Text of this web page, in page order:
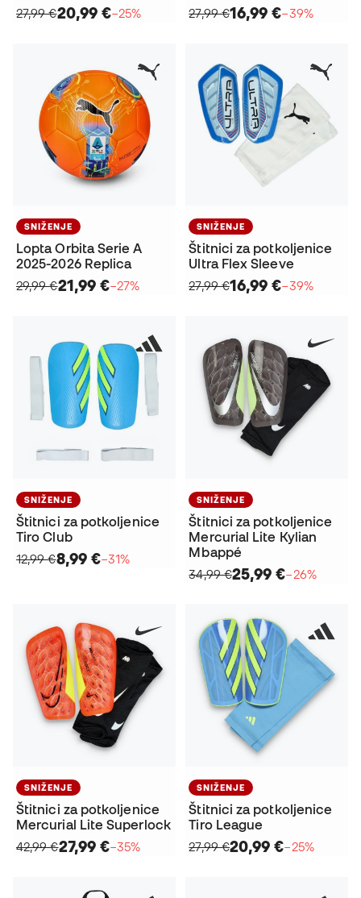
27,99 €20,99 €−25%
27,99 €16,99 €−39%
SNIŽENJE
Lopta Orbita Serie A
2025-2026 Replica
29,99 €21,99 €−27%
SNIŽENJE
Štitnici za potkoljenice
Ultra Flex Sleeve
27,99 €16,99 €−39%
SNIŽENJE
Štitnici za potkoljenice
Tiro Club
12,99 €8,99 €−31%
SNIŽENJE
Štitnici za potkoljenice
Mercurial Lite Kylian
Mbappé
34,99 €25,99 €−26%
SNIŽENJE
Štitnici za potkoljenice
Mercurial Lite Superlock
42,99 €27,99 €−35%
SNIŽENJE
Štitnici za potkoljenice
Tiro League
27,99 €20,99 €−25%